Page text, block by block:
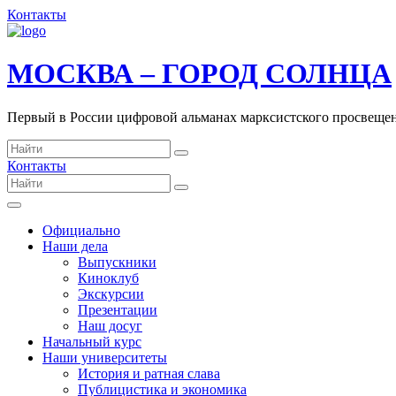
Контакты
МОСКВА – ГОРОД СОЛНЦА
Первый в России цифровой альманах марксистского
Контакты
Официально
Наши дела
Выпускники
Киноклуб
Экскурсии
Презентации
Наш досуг
Начальный курс
Наши университеты
История и ратная слава
Публицистика и экономика